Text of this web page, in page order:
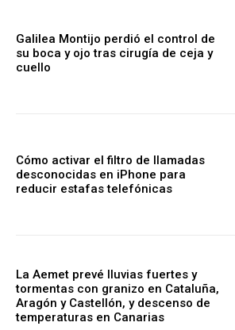
Galilea Montijo perdió el control de
su boca y ojo tras cirugía de ceja y
cuello
Cómo activar el filtro de llamadas
desconocidas en iPhone para
reducir estafas telefónicas
La Aemet prevé lluvias fuertes y
tormentas con granizo en Cataluña,
Aragón y Castellón, y descenso de
temperaturas en Canarias